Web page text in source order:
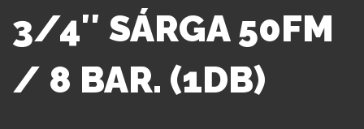
3/4″ SÁRGA 50FM
/ 8 BAR. (1DB)